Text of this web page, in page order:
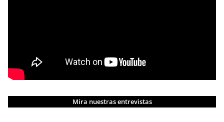
Mira nuestras entrevistas